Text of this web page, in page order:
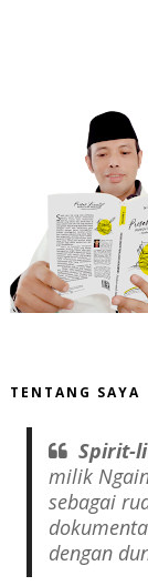
TENTANG SAYA
Spirit-
milik
sebagai
dengan